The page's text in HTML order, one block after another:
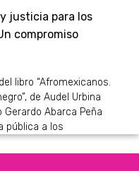
justicia para los
compromiso
libro “Afromexicanos.
de Audel Urbina
Gerardo Abarca Peña
pública a los